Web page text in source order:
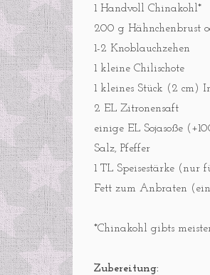
1 Handvoll Chinakohl*
200 g Hähnchenbrust
1-2 Knoblauchzehen
1 kleine Chilischote
1 kleines Stück (2 cm)
2 EL Zitronensaft
einige EL Sojasoße
Salz, Pfeffer
1 TL Speisestärke (nur
Fett zum Anbraten (ein
*Chinakohl gibts
Zubereitung: